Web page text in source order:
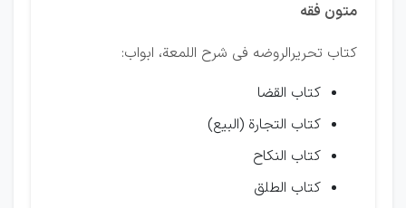
متون فقه
کتاب تحریرالروضه فی شرح اللمعة، ابواب:
کتاب القضا
کتاب التجارة (البیع)
کتاب النکاح
کتاب الطلق